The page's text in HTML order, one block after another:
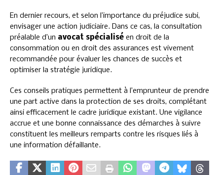
En dernier recours, et selon l’importance du préjudice subi,
envisager une action judiciaire. Dans ce cas, la consultation
préalable d’un avocat spécialisé en droit de la
consommation ou en droit des assurances est vivement
recommandée pour évaluer les chances de succès et
optimiser la stratégie juridique.
Ces conseils pratiques permettent à l’emprunteur de prendre
une part active dans la protection de ses droits, complétant
ainsi efficacement le cadre juridique existant. Une vigilance
accrue et une bonne connaissance des démarches à suivre
constituent les meilleurs remparts contre les risques liés à
une information défaillante.